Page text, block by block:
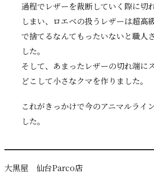
過程でレザーを裁断していく際に切
しまい、ロエベの扱うレザーは超高
で捨てるなんてもったいないと職人
した。
そして、あまったレザーの切れ端に
どこして小さなクマを作りました。
これがきっかけで今のアニマルライ
した。
大黒屋 仙台Parco店